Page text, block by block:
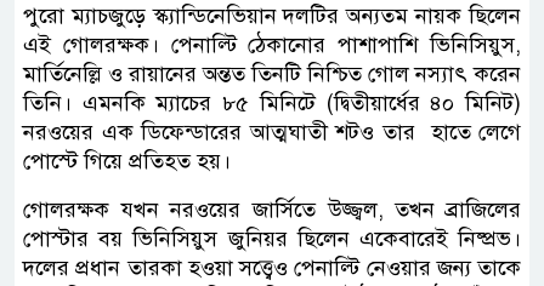
পুরো ম্যাচজুড়ে স্ক্যান্ডিনেভিয়ান দলটির অন্যতম নায়ক ছিলেন
এই গোলরক্ষক। পেনাল্টি ঠেকানোর পাশাপাশি ভিনিসিয়ুস,
মার্তিনেল্লি ও রায়ানের অন্তত তিনটি নিশ্চিত গোল নস্যাৎ করেন
তিনি। এমনকি ম্যাচের ৮৫ মিনিটে (দ্বিতীয়ার্ধের ৪০ মিনিট)
নরওয়ের এক ডিফেন্ডারের আত্মঘাতী শটও তার হাতে লেগে
পোস্টে গিয়ে প্রতিহত হয়।
গোলরক্ষক যখন নরওয়ের জার্সিতে উজ্জ্বল, তখন ব্রাজিলের
পোস্টার বয় ভিনিসিয়ুস জুনিয়র ছিলেন একেবারেই নিষ্প্রভ।
দলের প্রধান তারকা হওয়া সত্ত্বেও পেনাল্টি নেওয়ার জন্য তাকে